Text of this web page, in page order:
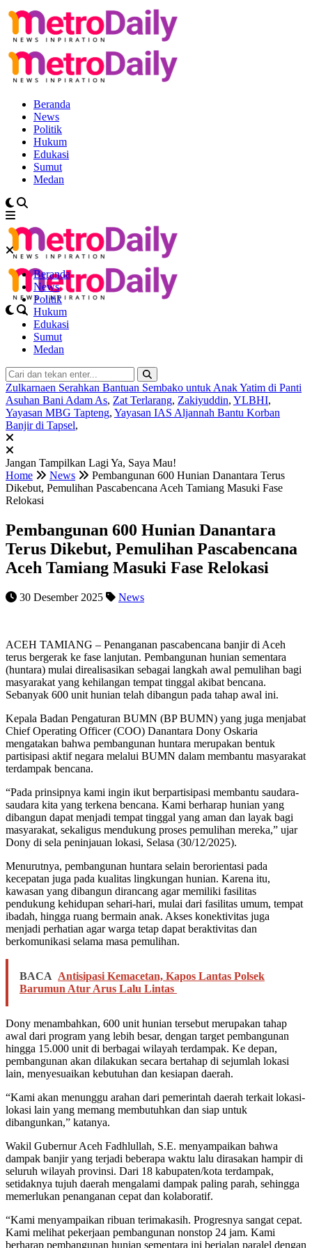
Beranda
News
Politik
Hukum
Edukasi
Sumut
Medan
Beranda
News
Politik
Hukum
Edukasi
Sumut
Medan
Zulkarnaen Serahkan Bantuan Sembako untuk Anak Yatim di Panti
Asuhan Bani Adam As, Zat Terlarang, Zakiyuddin, YLBHI,
Yayasan MBG Tapteng, Yayasan IAS Aljannah Bantu Korban
Banjir di Tapsel,
Jangan Tampilkan Lagi Ya, Saya Mau!
Home
News
Pembangunan 600 Hunian Danantara Terus
Dikebut, Pemulihan Pascabencana Aceh Tamiang Masuki Fase
Relokasi
Pembangunan 600 Hunian Danantara
Terus Dikebut, Pemulihan Pascabencana
Aceh Tamiang Masuki Fase Relokasi
30 Desember 2025 News
ACEH TAMIANG – Penanganan pascabencana banjir di Aceh
terus bergerak ke fase lanjutan. Pembangunan hunian sementara
(huntara) mulai direalisasikan sebagai langkah awal pemulihan bagi
masyarakat yang kehilangan tempat tinggal akibat bencana.
Sebanyak 600 unit hunian telah dibangun pada tahap awal ini.
Kepala Badan Pengaturan BUMN (BP BUMN) yang juga menjabat
Chief Operating Officer (COO) Danantara Dony Oskaria
mengatakan bahwa pembangunan huntara merupakan bentuk
partisipasi aktif negara melalui BUMN dalam membantu masyarakat
terdampak bencana.
“Pada prinsipnya kami ingin ikut berpartisipasi membantu saudara-
saudara kita yang terkena bencana. Kami berharap hunian yang
dibangun dapat menjadi tempat tinggal yang aman dan layak bagi
masyarakat, sekaligus mendukung proses pemulihan mereka,” ujar
Dony di sela peninjauan lokasi, Selasa (30/12/2025).
Menurutnya, pembangunan huntara selain berorientasi pada
kecepatan juga pada kualitas lingkungan hunian. Karena itu,
kawasan yang dibangun dirancang agar memiliki fasilitas
pendukung kehidupan sehari-hari, mulai dari fasilitas umum, tempat
ibadah, hingga ruang bermain anak. Akses konektivitas juga
menjadi perhatian agar warga tetap dapat beraktivitas dan
berkomunikasi selama masa pemulihan.
BACA Antisipasi Kemacetan, Kapos Lantas Polsek
Barumun Atur Arus Lalu Lintas
Dony menambahkan, 600 unit hunian tersebut merupakan tahap
awal dari program yang lebih besar, dengan target pembangunan
hingga 15.000 unit di berbagai wilayah terdampak. Ke depan,
pembangunan akan dilakukan secara bertahap di sejumlah lokasi
lain, menyesuaikan kebutuhan dan kesiapan daerah.
“Kami akan menunggu arahan dari pemerintah daerah terkait lokasi-
lokasi lain yang memang membutuhkan dan siap untuk
dibangunkan,” katanya.
Wakil Gubernur Aceh Fadhlullah, S.E. menyampaikan bahwa
dampak banjir yang terjadi beberapa waktu lalu dirasakan hampir di
seluruh wilayah provinsi. Dari 18 kabupaten/kota terdampak,
setidaknya tujuh daerah mengalami dampak paling parah, sehingga
memerlukan penanganan cepat dan kolaboratif.
“Kami menyampaikan ribuan terimakasih. Progresnya sangat cepat.
Kami melihat pekerjaan pembangunan nonstop 24 jam. Kami
berharap pembangunan hunian sementara ini berjalan paralel dengan